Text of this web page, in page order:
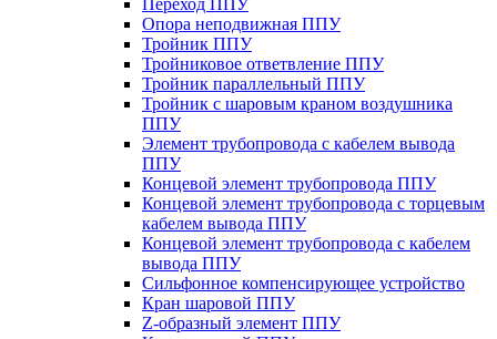
Переход ППУ
Опора неподвижная ППУ
Тройник ППУ
Тройниковое ответвление ППУ
Тройник параллельный ППУ
Тройник с шаровым краном воздушника
ППУ
Элемент трубопровода с кабелем вывода
ППУ
Концевой элемент трубопровода ППУ
Концевой элемент трубопровода с торцевым
кабелем вывода ППУ
Концевой элемент трубопровода с кабелем
вывода ППУ
Сильфонное компенсирующее устройство
Кран шаровой ППУ
Z-образный элемент ППУ